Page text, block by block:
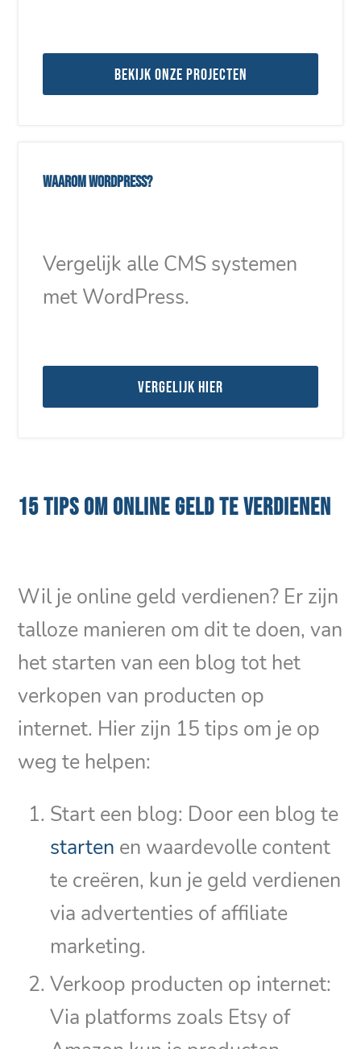
Bekijk onze projecten
Waarom WordPress?
Vergelijk alle CMS systemen
met WordPress.
Vergelijk hier
15 TIPS OM ONLINE GELD TE VERDIENEN
Wil je online geld verdienen? Er zijn
talloze manieren om dit te doen, van
het starten van een blog tot het
verkopen van producten op
internet. Hier zijn 15 tips om je op
weg te helpen:
Start een blog: Door een blog te
starten en waardevolle content
te creëren, kun je geld verdienen
via advertenties of affiliate
marketing.
Verkoop producten op internet:
Via platforms zoals Etsy of